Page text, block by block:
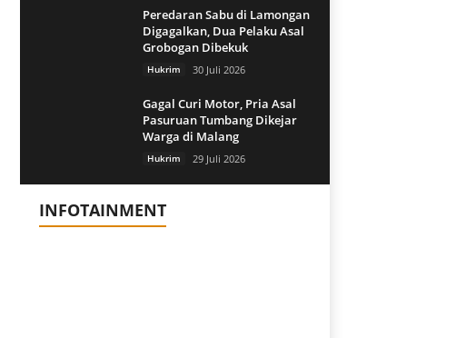
Peredaran Sabu di Lamongan
Digagalkan, Dua Pelaku Asal
Grobogan Dibekuk
Hukrim 30 Juli 2026
Gagal Curi Motor, Pria Asal
Pasuruan Tumbang Dikejar
Warga di Malang
Hukrim 29 Juli 2026
INFOTAINMENT